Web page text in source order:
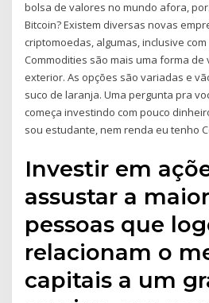
bolsa de valores no mundo afora,
Bitcoin? Existem diversas novas
criptomoedas, algumas, inclusive
Commodities são mais uma forma
exterior. As opções são variadas e
suco de laranja. Uma pergunta pra
começa investindo com pouco
sou estudante, nem renda eu tenho
Investir em
assustar a
pessoas que
relacionam o
capitais a um